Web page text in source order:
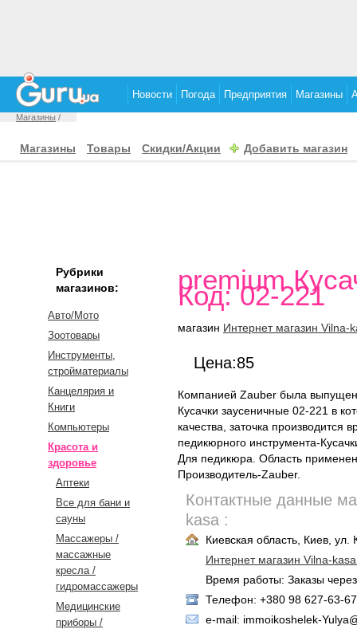
Новости Погода Предприятия Магазины
Магазины /
Магазины Товары Скидки/Акции Добавить магазин
Рубрики
магазинов:
Авто/Мото
Зоотовары
Инструменты,
стройматериалы
Канцелярия и
Книги
Компьютеры
Красота и
здоровье
Аптеки
Все для бани и
сауны
Массажеры /
массажные
кресла /
гидромассажеры
Медицинские
приборы /
premium
Код: 02-221
магазин Интернет магазин Vilna-
Цена:85
Компанией Zauber была
Кусачки заусеничные 02-221 в
качества, заточка
педикюрного инструмента-
Для педикюра. Область
Производитель-Zauber.
Контактные данные
kasa :
Киевская область, Киев, ул.
Интернет магазин Vilna-
Время работы: Заказы
Телефон: +380 98 627-63-
e-mail: immoikoshelek-